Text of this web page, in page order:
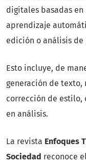
digitales basadas
aprendizaje
edición o análisis
Esto incluye, de
generación de
corrección de estilo,
en análisis.
La revista Enfoques
Sociedad reconoce